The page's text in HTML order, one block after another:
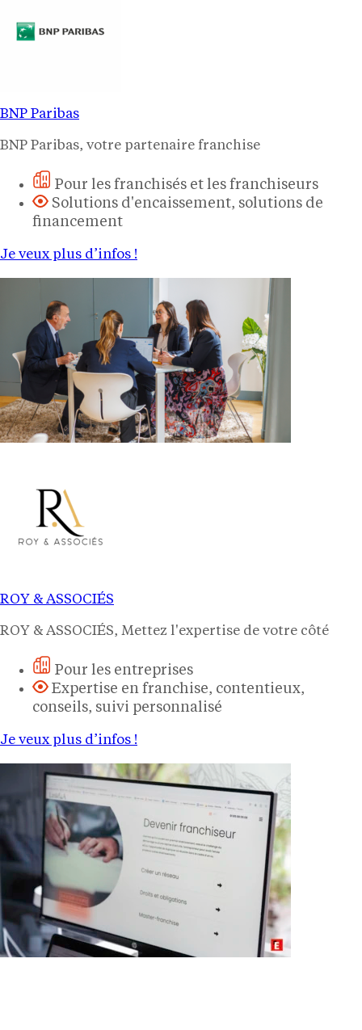
BNP Paribas
BNP Paribas, votre partenaire franchise
Pour les franchisés et les franchiseurs
Solutions d'encaissement, solutions de
financement
Je veux plus d’infos !
ROY & ASSOCIÉS
ROY & ASSOCIÉS, Mettez l'expertise de votre côté
Pour les entreprises
Expertise en franchise, contentieux,
conseils, suivi personnalisé
Je veux plus d’infos !